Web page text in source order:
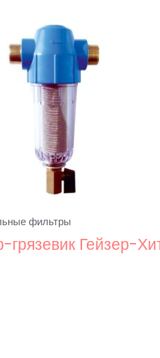
фильтры
грязевик Гейзер-